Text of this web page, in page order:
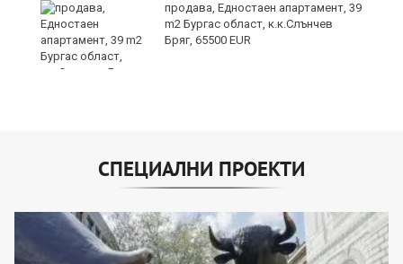
продава, Едностаен апартамент, 39
m2 Бургас област, к.к.Слънчев
Бряг, 65500 EUR
СПЕЦИАЛНИ ПРОЕКТИ